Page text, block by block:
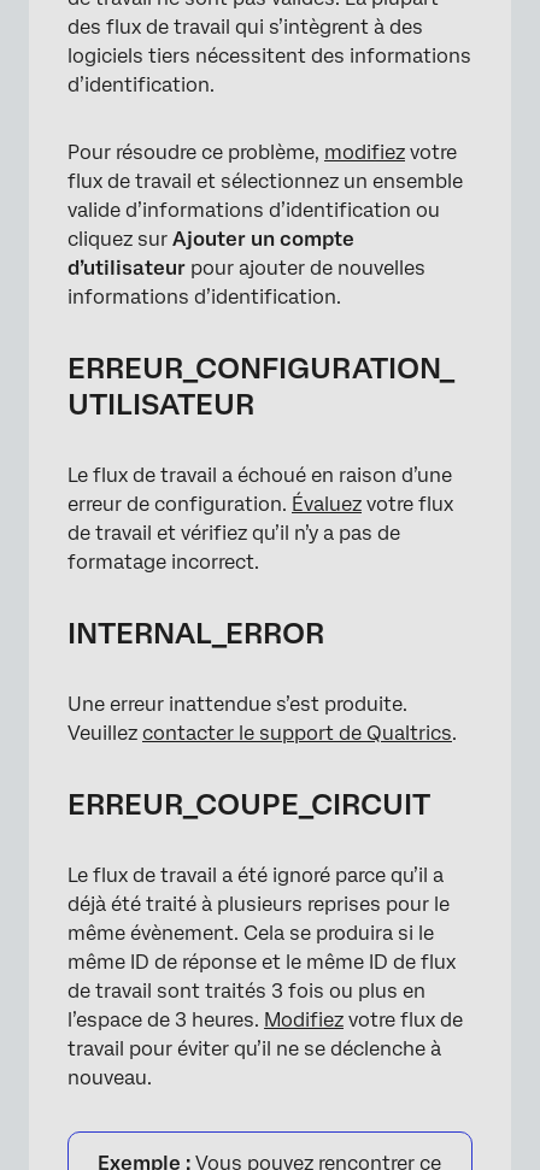
des flux de travail qui s’intègrent à des
logiciels tiers nécessitent des informations
d’identification.
Pour résoudre ce problème, modifiez votre
flux de travail et sélectionnez un ensemble
valide d’informations d’identification ou
cliquez sur Ajouter un compte
d’utilisateur pour ajouter de nouvelles
informations d’identification.
ERREUR_CONFIGURATION_
UTILISATEUR
Le flux de travail a échoué en raison d’une
erreur de configuration. Évaluez votre flux
de travail et vérifiez qu’il n’y a pas de
formatage incorrect.
INTERNAL_ERROR
Une erreur inattendue s’est produite.
Veuillez contacter le support de Qualtrics.
ERREUR_COUPE_CIRCUIT
Le flux de travail a été ignoré parce qu’il a
déjà été traité à plusieurs reprises pour le
même évènement. Cela se produira si le
même ID de réponse et le même ID de flux
de travail sont traités 3 fois ou plus en
l’espace de 3 heures. Modifiez votre flux de
travail pour éviter qu’il ne se déclenche à
nouveau.
Exemple : Vous pouvez rencontrer ce